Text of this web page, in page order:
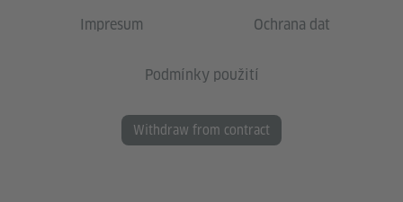
Impresum Ochrana dat
Podmínky použití
Withdraw from contract